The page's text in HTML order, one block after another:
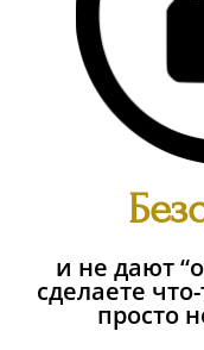
и не дают
сделаете
просто